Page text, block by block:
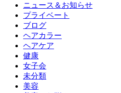
ニュース＆お知らせ
プライベート
ブログ
ヘアカラー
ヘアケア
健康
女子会
未分類
美容